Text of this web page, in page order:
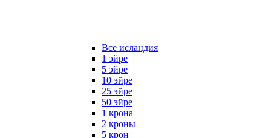
Все исландия
1 эйре
5 эйре
10 эйре
25 эйре
50 эйре
1 крона
2 кроны
5 крон